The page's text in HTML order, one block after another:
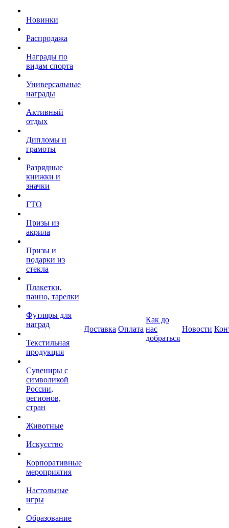
Новинки
Распродажа
Награды по
видам спорта
Универсальные
награды
Активный
отдых
Дипломы и
грамоты
Разрядные
книжки и
значки
ГТО
Призы из
акрила
Призы и
подарки из
стекла
Плакетки,
панно, тарелки
Футляры для
наград
Текстильная
продукция
Сувениры с
символикой
России,
регионов,
стран
Животные
Искусство
Корпоративные
мероприятия
Настольные
игры
Образование
Доставка Оплата
Как до
нас
добраться
Новости